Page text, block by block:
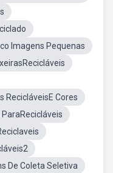
Imagens Pequenas
RecicláveisE Cores
ParaRecicláveis
De Coleta Seletiva